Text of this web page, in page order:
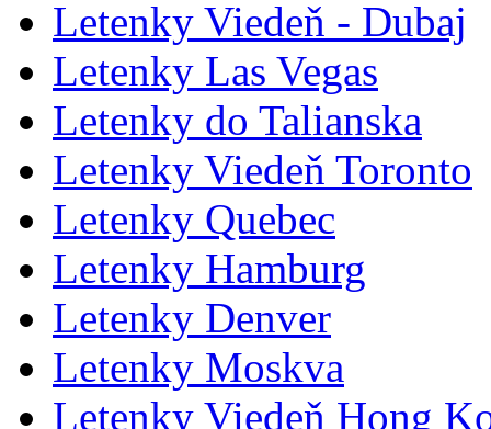
Letenky Viedeň - Dubaj
Letenky Las Vegas
Letenky do Talianska
Letenky Viedeň Toronto
Letenky Quebec
Letenky Hamburg
Letenky Denver
Letenky Moskva
Letenky Viedeň Hong